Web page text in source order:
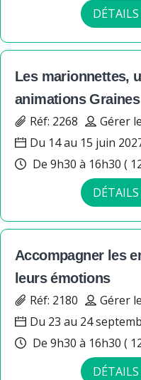
Les marionnettes,
animations
Réf: 2268
Gérer
Du 14 au 15 juin
De 9h30 à 16h30 (
Accompagner les
leurs émotions
Réf: 2180
Gérer
Du 23 au 24
De 9h30 à 16h30 (